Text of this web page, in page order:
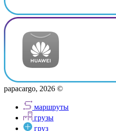
papacargo, 2026 ©
маршруты
грузы
груз